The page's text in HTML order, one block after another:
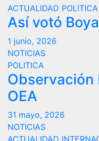
ACTUALIDAD POLITICA
Así votó
1 junio, 2026
NOTICIAS
POLITICA
Observación
OEA
31 mayo, 2026
NOTICIAS
ACTUALIDAD